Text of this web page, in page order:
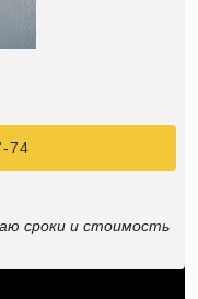
74
сроки и стоимость